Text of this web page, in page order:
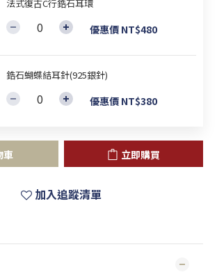
法式復古C行鋯石耳環
優惠價 NT$480
鋯石蝴蝶結耳針(925銀針)
優惠價 NT$380
車 立即購買
加入追蹤清單